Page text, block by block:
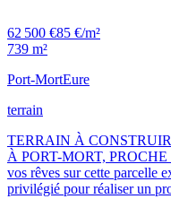
62 500 €85 €/m²
739 m²
Port-MortEure
terrain
TERRAIN À
À PORT-MORT,
vos rêves sur cette parcelle
privilégié pour réaliser un